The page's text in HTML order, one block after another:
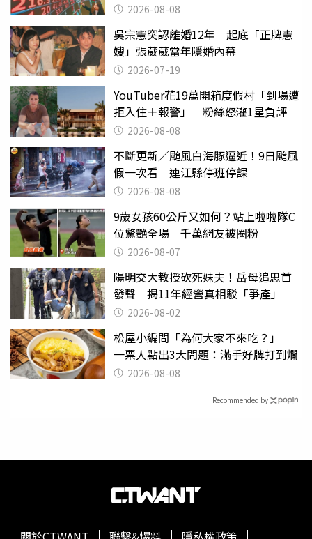
2026-08-08
吳宗憲突認離婚12年 起底「正牌憲
嫂」張葳葳當年隱婚內幕
2026-07-19
YouTuber花19萬開箱度假村「到場遭
拒入住＋報警」 粉絲怒灌1星負評
2026-08-08
不斷更新／颱風白海豚逼近！9日颱風
假一次看 連江縣停班停課
2026-08-08
9歲女孩60公斤又如何？站上啦啦隊C
位驚艷全場 千萬網友被圈粉
2026-08-07
陽明交大教授砍死妹夫！岳母追思首
發聲 揭11年經營真相駁「爭產」
2026-08-02
松屋小編問「為何大家不來吃？」
一票人點出3大問題：滿手好牌打到爛
2026-08-08
Recommended by